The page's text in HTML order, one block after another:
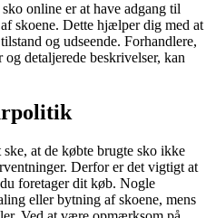
online er at have adgang til
skoene. Dette hjælper dig med at
og udseende. Forhandlere,
detaljerede beskrivelser, kan
at de købte brugte sko ikke
Derfor er det vigtigt at
foretager dit køb. Nogle
eller bytning af skoene, mens